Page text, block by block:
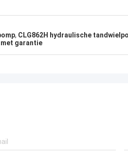
, CLG862H hydraulische
met garantie